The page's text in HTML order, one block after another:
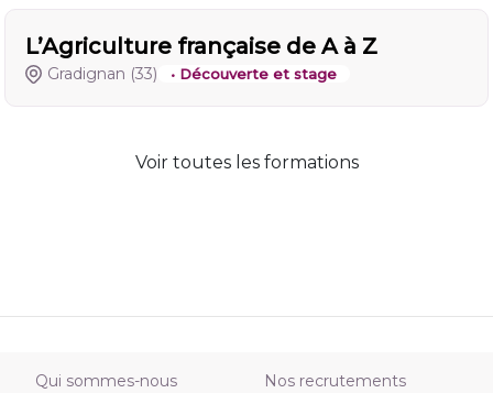
L’Agriculture française de A à Z
Gradignan (33) • Découverte et stage
Voir toutes les formations
Qui sommes-nous
Nos recrutements